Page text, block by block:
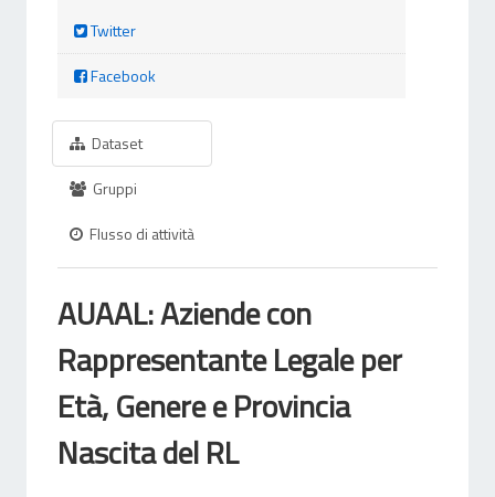
Twitter
Facebook
Dataset
Gruppi
Flusso di attività
AUAAL: Aziende con
Rappresentante Legale per
Età, Genere e Provincia
Nascita del RL